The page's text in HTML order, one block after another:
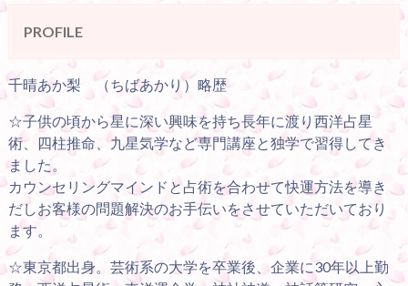
PROFILE
千晴あか梨 （ちばあかり）略歴
☆子供の頃から星に深い興味を持ち長年に渡り西洋占星
術、四柱推命、九星気学など専門講座と独学で習得してき
ました。
カウンセリングマインドと占術を合わせて快運方法を導き
だしお客様の問題解決のお手伝いをさせていただいており
ます。
☆東京都出身。芸術系の大学を卒業後、企業に30年以上勤